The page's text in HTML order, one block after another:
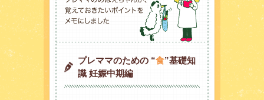
プレママのための “食”基礎知
識 妊娠中期編